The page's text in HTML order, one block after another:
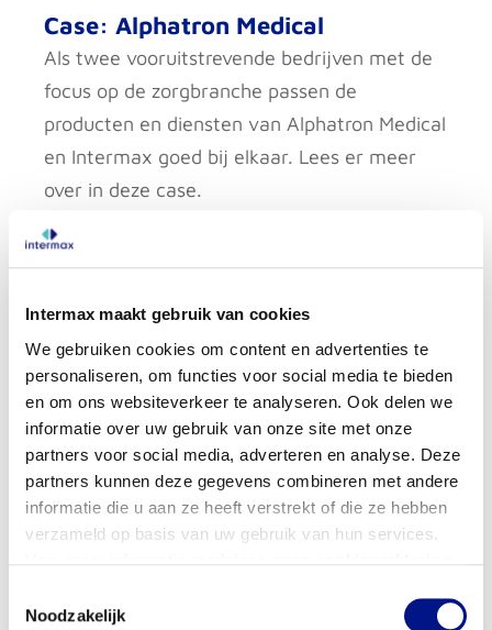
Intermax maakt gebruik van cookies
We gebruiken cookies om content en advertenties te
personaliseren, om functies voor social media te bieden
en om ons websiteverkeer te analyseren. Ook delen we
informatie over uw gebruik van onze site met onze
partners voor social media, adverteren en analyse. Deze
partners kunnen deze gegevens combineren met andere
informatie die u aan ze heeft verstrekt of die ze hebben
verzameld op basis van uw gebruik van hun services.
Noodzakelijk
Case: Alphatron Medical
Als twee vooruitstrevende bedrijven met de
focus op de zorgbranche passen de
producten en diensten van Alphatron Medical
en Intermax goed bij elkaar. Lees er meer
over in deze case.
Case: Archive-IT
Cases
nieuwe IT-partner, wilde het bedrijf een